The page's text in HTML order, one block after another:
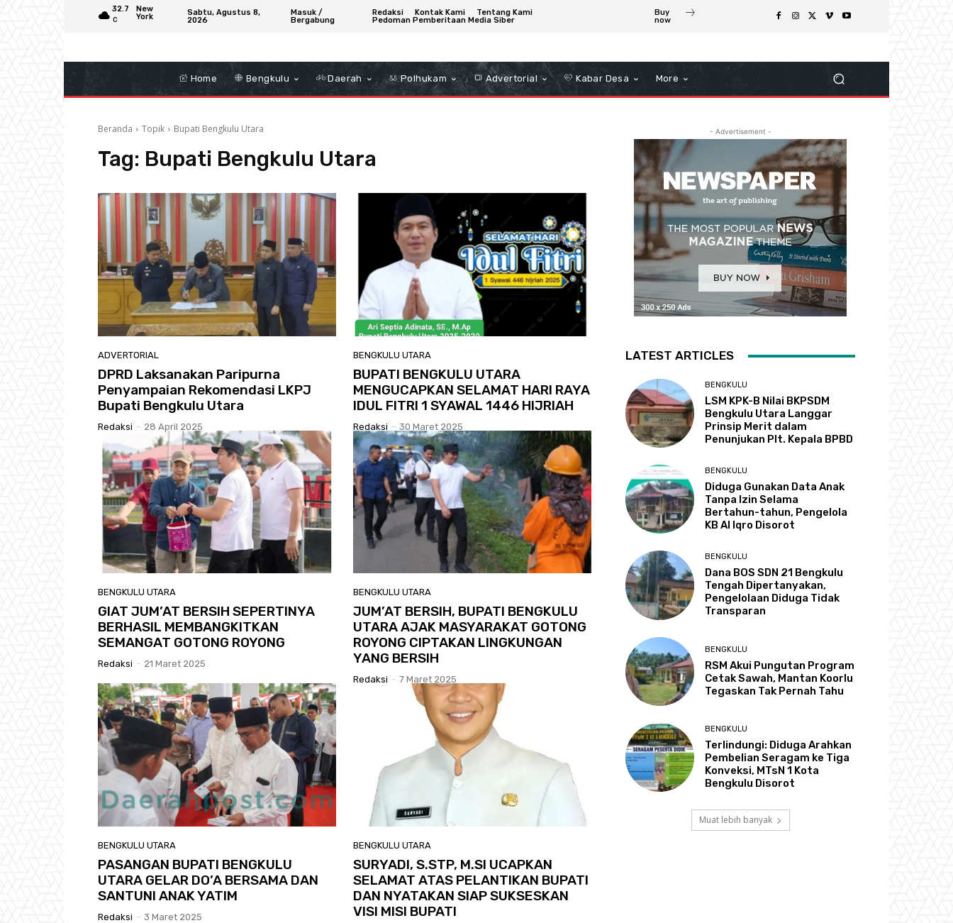
32.7
C
New
York
Sabtu, Agustus 8,
2026
Masuk /
Bergabung
Redaksi Kontak Kami
Tentang Kami
Pedoman Pemberitaan Media Siber
Buy
now
Home Bengkulu Daerah Polhukam Advertorial Kabar Desa More
Beranda Topik Bupati Bengkulu Utara
Tag: Bupati Bengkulu Utara
ADVERTORIAL
DPRD Laksanakan Paripurna
Penyampaian Rekomendasi LKPJ
Bupati Bengkulu Utara
Redaksi - 28 April 2025
BENGKULU UTARA
BUPATI BENGKULU UTARA
MENGUCAPKAN SELAMAT HARI RAYA
IDUL FITRI 1 SYAWAL 1446 HIJRIAH
Redaksi - 30 Maret 2025
BENGKULU UTARA
GIAT JUM’AT BERSIH SEPERTINYA
BERHASIL MEMBANGKITKAN
SEMANGAT GOTONG ROYONG
Redaksi - 21 Maret 2025
BENGKULU UTARA
JUM’AT BERSIH, BUPATI BENGKULU
UTARA AJAK MASYARAKAT GOTONG
ROYONG CIPTAKAN LINGKUNGAN
YANG BERSIH
Redaksi - 7 Maret 2025
BENGKULU UTARA
PASANGAN BUPATI BENGKULU
UTARA GELAR DO’A BERSAMA DAN
SANTUNI ANAK YATIM
Redaksi - 3 Maret 2025
BENGKULU UTARA
SURYADI, S.STP, M.SI UCAPKAN
SELAMAT ATAS PELANTIKAN BUPATI
DAN NYATAKAN SIAP SUKSESKAN
VISI MISI BUPATI
- Advertisement -
LATEST ARTICLES
BENGKULU
LSM KPK-B Nilai BKPSDM
Bengkulu Utara Langgar
Prinsip Merit dalam
Penunjukan Plt. Kepala BPBD
BENGKULU
Diduga Gunakan Data Anak
Tanpa Izin Selama
Bertahun-tahun, Pengelola
KB Al Iqro Disorot
BENGKULU
Dana BOS SDN 21 Bengkulu
Tengah Dipertanyakan,
Pengelolaan Diduga Tidak
Transparan
BENGKULU
RSM Akui Pungutan Program
Cetak Sawah, Mantan Koorlu
Tegaskan Tak Pernah Tahu
BENGKULU
Terlindungi: Diduga Arahkan
Pembelian Seragam ke Tiga
Konveksi, MTsN 1 Kota
Bengkulu Disorot
Muat lebih banyak